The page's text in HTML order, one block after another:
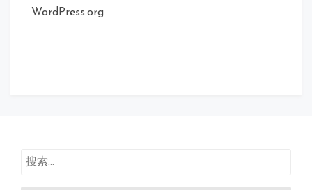
WordPress.org
搜